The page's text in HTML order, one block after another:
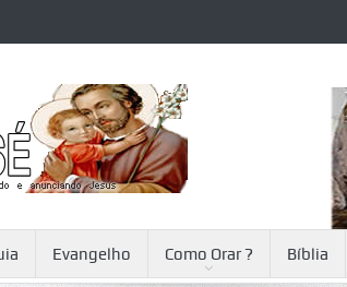
Evangelho Como Orar ? Bíblia